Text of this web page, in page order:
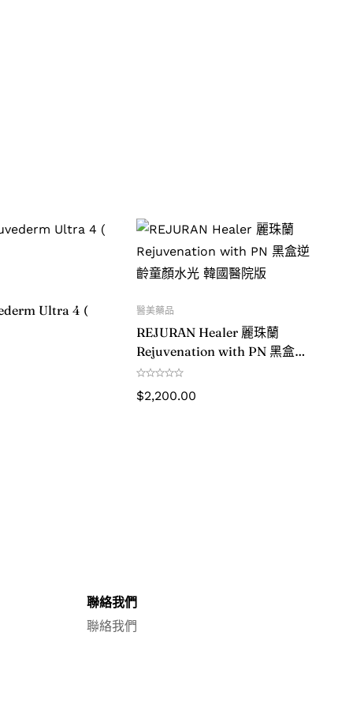
Ultra 4 (
醫美藥品
REJURAN Healer 麗珠蘭
Rejuvenation with PN 黑盒逆
齡童顏水光 韓國醫院版
$2,200.00
聯絡我們
聯絡我們